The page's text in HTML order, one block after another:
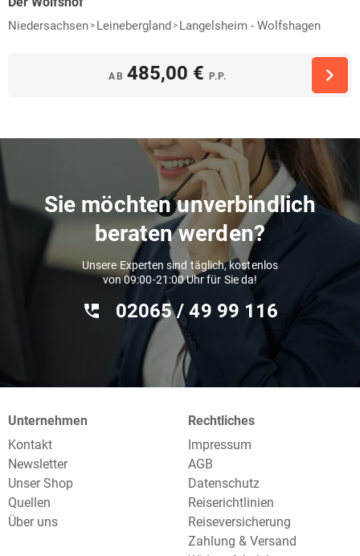
Niedersachsen Leinebergland Langelsheim - Wolfshagen
AB 485,00 € P.P.
Sie möchten unverbindlich
beraten werden?
Unsere Experten sind täglich, kostenlos
von 09:00-21:00 Uhr für Sie da!
02065 / 49 ‌99 116
Unternehmen
Kontakt
Newsletter
Unser Shop
Quellen
Über uns
Rechtliches
Impressum
AGB
Datenschutz
Reiserichtlinien
Reiseversicherung
Zahlung & Versand